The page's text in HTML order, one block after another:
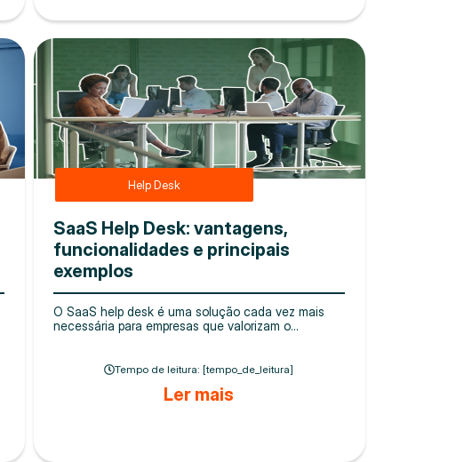
Help Desk
SaaS Help Desk: vantagens,
funcionalidades e principais
exemplos
O SaaS help desk é uma solução cada vez mais
necessária para empresas que valorizam o...
Tempo de leitura: [tempo_de_leitura]
Ler mais